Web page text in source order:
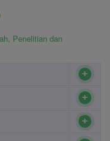
Penelitian dan